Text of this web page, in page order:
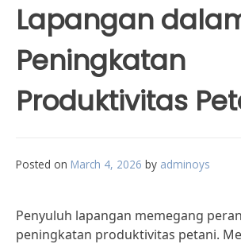
Lapangan
Peningkatan
Produktivitas
Posted on March 4, 2026 by adminoys
Penyuluh lapangan memegang
peningkatan produktivitas petani.